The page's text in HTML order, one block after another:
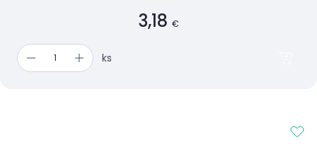
3,18 €
ks